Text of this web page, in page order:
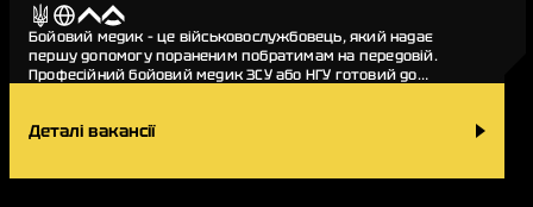
Бойовий медик – це військовослужбовець, який надає
першу допомогу пораненим побратимам на передовій.
Професійний бойовий медик ЗСУ або НГУ готовий до
Деталі вакансії